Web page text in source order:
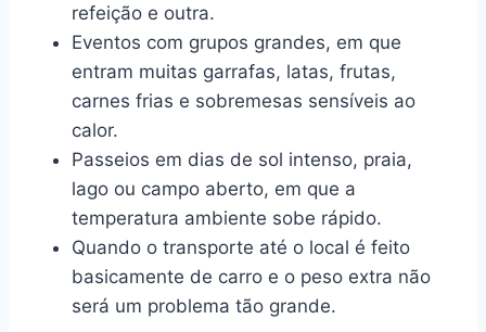
refeição e outra.
Eventos com grupos grandes, em que
entram muitas garrafas, latas, frutas,
carnes frias e sobremesas sensíveis ao
calor.
Passeios em dias de sol intenso, praia,
lago ou campo aberto, em que a
temperatura ambiente sobe rápido.
Quando o transporte até o local é feito
basicamente de carro e o peso extra não
será um problema tão grande.